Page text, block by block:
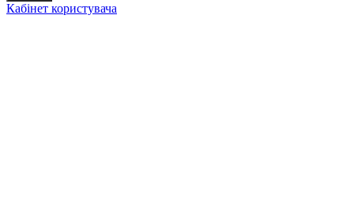
Кабінет користувача